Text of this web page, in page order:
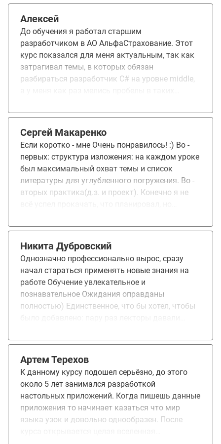
Алексей
До обучения я работал старшим
разработчиком в АО АльфаСтрахование. Этот
курс показался для меня актуальным, так как
затрагивал темы, в которых обязан
разбираться разработчик C# на уровне middle,
взаимообучением в команде и так же высокий
уровень компетентности и преподавательских
способностей у преподавателей. Я получил
уверенность в своих навыках и уже на середине
курса нашел более высокооплачиваемую
работу.
Сергей Макаренко
Если коротко - мне Очень понравилось! :) Во -
первых: структура изложения: на каждом уроке
был максимальный охват темы и список
литературы для углубленного погружения. Во -
вторых практика(д.з. и проект). Конечно я не
тоже обменялись знаниями и опытом. В -
четвертых: я понял, что у меня неплохой
уровень знаний :) Знать всё конечно
невозможно, но стремиться к этому нужно и
знания стали более структурированными.
Отдельное спасибо преподавателям за
примеры кода, приближенные к нашим
проектам - мне лично это позволило легче
Никита Дубровский
Однозначно профессионально вырос, сразу
начал стараться применять новые знания на
работе Обучение увлекательное и
познавательное Ожидания оправданы
полностью) Единственное, что бы хотел, чтобы
"поэкспериментировать" и это очень классно,
которая сильно помогает закрепить и лучше
понять материал Работаю инженером-
программистом в проектном институте Курс
заинтересовал своей программой Пока только
новые знания получил) работу или должность
не поменял)
Артем Терехов
К данному курсу подошел серьёзно, до этого
около 5 лет занимался разработкой
настольных приложений. Когда пишешь данные
приложения то начинает казаться что мир
языка узок и довольно однообразен. После